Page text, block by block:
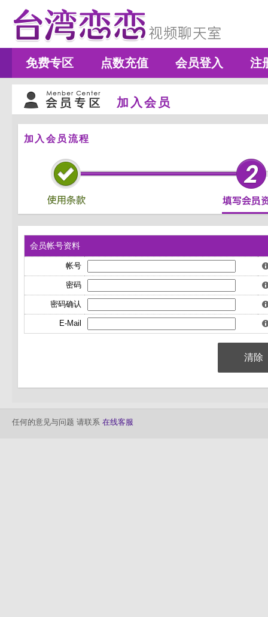
免费专区 点数充值 会员登入 注
加入会员
加入会员流程
会员帐号资料
帐号
密码
密码确认
E-Mail
任何的意见与问题 请联系 在线客服